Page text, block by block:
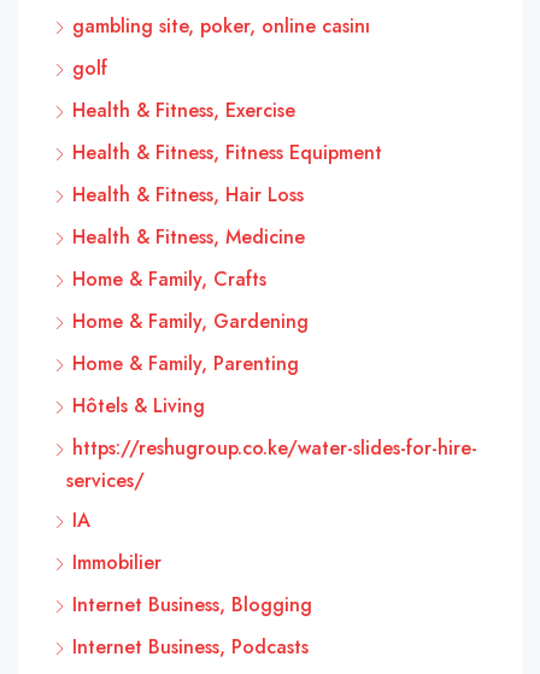
gambling site, poker, online casinı
golf
Health & Fitness, Exercise
Health & Fitness, Fitness Equipment
Health & Fitness, Hair Loss
Health & Fitness, Medicine
Home & Family, Crafts
Home & Family, Gardening
Home & Family, Parenting
Hôtels & Living
https://reshugroup.co.ke/water-slides-for-hire-
services/
IA
Immobilier
Internet Business, Blogging
Internet Business, Podcasts